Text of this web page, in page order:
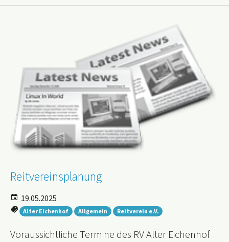
Reitvereinsplanung
19.05.2025
Alter Eichenhof Allgemein Reitverein e.V.
Voraussichtliche Termine des RV Alter Eichenhof